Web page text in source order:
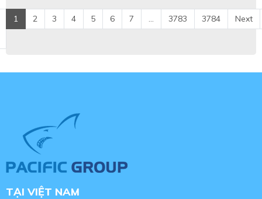
1 2 3 4 5 6 7 ... 3783 3784 Next
TẠI VIỆT NAM